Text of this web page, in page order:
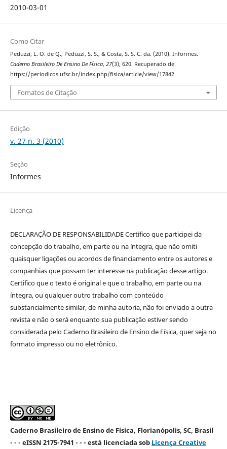
2010-03-01
Como Citar
Peduzzi, L. O. de Q., Peduzzi, S. S., & Costa, S. S. C. da. (2010). Informes.
Caderno Brasileiro De Ensino De Física, 27(3), 620. Recuperado de
https://periodicos.ufsc.br/index.php/fisica/article/view/17842
Fomatos de Citação
Edição
v. 27 n. 3 (2010)
Seção
Informes
Licença
DECLARAÇÃO DE RESPONSABILIDADE Certifico que participei da
concepção do trabalho, em parte ou na íntegra, que não omiti
quaisquer ligações ou acordos de financiamento entre os autores e
companhias que possam ter interesse na publicação desse artigo.
Certifico que o texto é original e que o trabalho, em parte ou na
íntegra, ou qualquer outro trabalho com conteúdo
substancialmente similar, de minha autoria, não foi enviado a outra
revista e não o será enquanto sua publicação estiver sendo
considerada pelo Caderno Brasileiro de Ensino de Física, quer seja no
formato impresso ou no eletrônico.
Caderno Brasileiro de Ensino de Física, Florianópolis, SC, Brasil
- - - eISSN 2175-7941 - - - está licenciada sob Licença Creative